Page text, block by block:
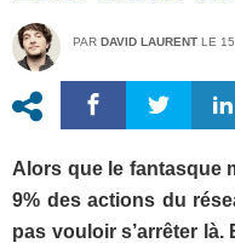
PAR DAVID LAURENT LE
Alors que le fantasque
9% des actions du
pas vouloir s’arrêter là.